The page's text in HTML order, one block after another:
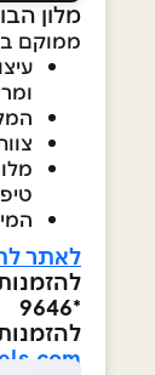
מלון
ממוקם
המלון מציע 24 חדרים,
לאתר
*9646